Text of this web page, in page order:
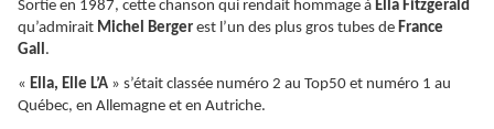
Sortie en 1987, cette chanson qui rendait hommage à Ella Fitzgerald
qu’admirait Michel Berger est l’un des plus gros tubes de France
Gall.
« Ella, Elle L’A » s’était classée numéro 2 au Top50 et numéro 1 au
Québec, en Allemagne et en Autriche.